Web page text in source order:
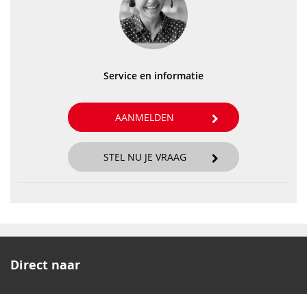
Service en informatie
AANMELDEN
STEL NU JE VRAAG
Direct naar